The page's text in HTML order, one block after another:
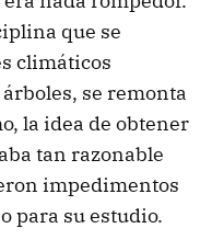
que se
climáticos
se remonta
la idea de obtener
tan razonable
impedimentos
para su estudio.